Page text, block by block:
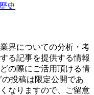
史
界についての分析・考
る記事を提供する情報
の際にご活用頂ける情
投稿は限定公開であ
なりますので、ご留意